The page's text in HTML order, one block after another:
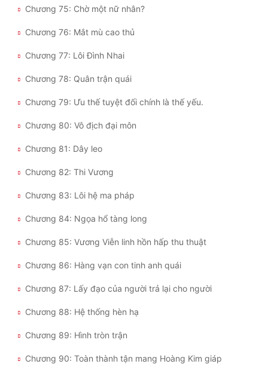
Chương 75: Chờ một nữ nhân?
Chương 76: Mắt mù cao thủ
Chương 77: Lôi Đình Nhai
Chương 78: Quân trận quái
Chương 79: Ưu thế tuyệt đối chính là thế yếu.
Chương 80: Vô địch đại môn
Chương 81: Dây leo
Chương 82: Thi Vương
Chương 83: Lôi hệ ma pháp
Chương 84: Ngọa hổ tàng long
Chương 85: Vương Viễn linh hồn hấp thu thuật
Chương 86: Hàng vạn con tinh anh quái
Chương 87: Lấy đạo của người trả lại cho người
Chương 88: Hệ thống hèn hạ
Chương 89: Hình tròn trận
Chương 90: Toàn thành tận mang Hoàng Kim giáp